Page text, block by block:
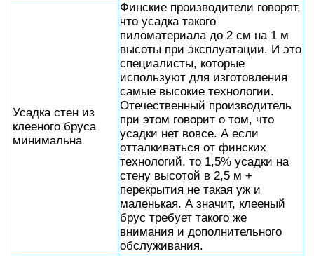
Усадка стен из
клееного бруса
минимальна
Финские производители говорят,
что усадка такого
пиломатериала до 2 см на 1 м
высоты при эксплуатации. И это
специалисты, которые
используют для изготовления
самые высокие технологии.
Отечественный производитель
при этом говорит о том, что
усадки нет вовсе. А если
отталкиваться от финских
технологий, то 1,5% усадки на
стену высотой в 2,5 м +
перекрытия не такая уж и
маленькая. А значит, клееный
брус требует такого же
внимания и дополнительного
обслуживания.